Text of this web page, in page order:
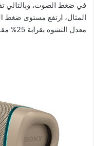
في ضغط الصوت، وبالتالي
المثال، ارتفع مستوى
معدل التشوه بقرابة 25% مقارنة بالطراز السابق